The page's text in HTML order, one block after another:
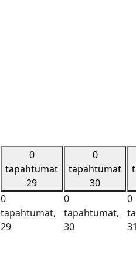
0
tapahtumat
29
0
tapahtumat,
29
0
tapahtumat
30
0
tapahtumat,
30
0